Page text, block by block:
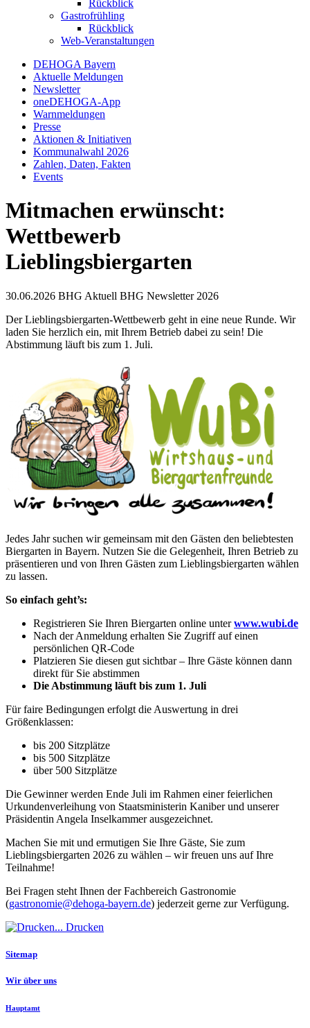
Rückblick
Gastrofrühling
Rückblick
Web-Veranstaltungen
DEHOGA Bayern
Aktuelle Meldungen
Newsletter
oneDEHOGA-App
Warnmeldungen
Presse
Aktionen & Initiativen
Kommunalwahl 2026
Zahlen, Daten, Fakten
Events
Mitmachen erwünscht:
Wettbewerb
Lieblingsbiergarten
30.06.2026 BHG Aktuell BHG Newsletter 2026
Der Lieblingsbiergarten-Wettbewerb geht in eine neue Runde. Wir
laden Sie herzlich ein, mit Ihrem Betrieb dabei zu sein! Die
Abstimmung läuft bis zum 1. Juli.
Jedes Jahr suchen wir gemeinsam mit den Gästen den beliebtesten
Biergarten in Bayern. Nutzen Sie die Gelegenheit, Ihren Betrieb zu
präsentieren und von Ihren Gästen zum Lieblingsbiergarten wählen
zu lassen.
So einfach geht’s:
Registrieren Sie Ihren Biergarten online unterwww.wubi.de
Nach der Anmeldung erhalten Sie Zugriff auf einen
persönlichen QR-Code
Platzieren Sie diesen gut sichtbar – Ihre Gäste können dann
direkt für Sie abstimmen
Die Abstimmung läuft bis zum 1. Juli
Für faire Bedingungen erfolgt die Auswertung in drei
Größenklassen:
bis 200 Sitzplätze
bis 500 Sitzplätze
über 500 Sitzplätze
Die Gewinner werden Ende Juli im Rahmen einer feierlichen
Urkundenverleihung von Staatsministerin Kaniber und unserer
Präsidentin Angela Inselkammer ausgezeichnet.
Machen Sie mit und ermutigen Sie Ihre Gäste, Sie zum
Lieblingsbiergarten 2026 zu wählen – wir freuen uns auf Ihre
Teilnahme!
Bei Fragen steht Ihnen der Fachbereich Gastronomie
(gastronomie@dehoga-bayern.de) jederzeit gerne zur Verfügung.
Drucken
Sitemap
Wir über uns
Hauptamt